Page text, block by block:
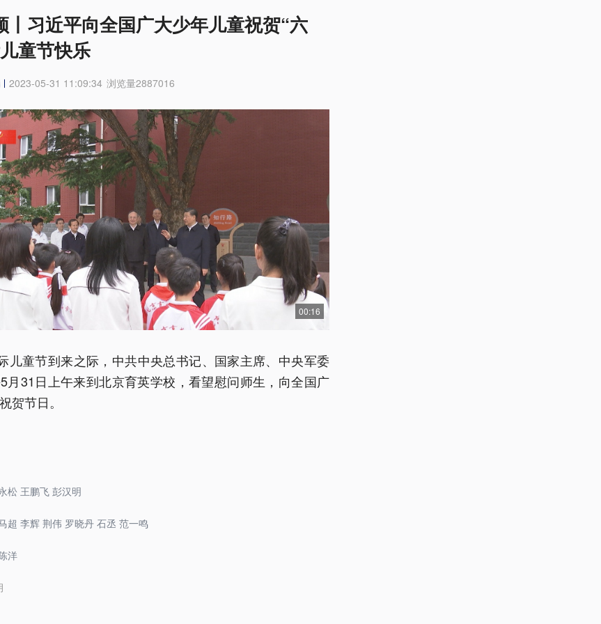
丨习近平向全国广大少年儿童祝贺“六
童节快乐
2023-05-31 11:09:34 浏览量2887016
00:16
儿童节到来之际，中共中央总书记、国家主席、中央军委
月31日上午来到北京育英学校，看望慰问师生，向全国广
贺节日。
松 王鹏飞 彭汉明
超 李辉 荆伟 罗晓丹 石丞 范一鸣
洋